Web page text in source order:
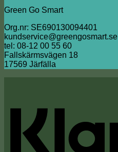
Green Go Smart
Org.nr: SE690130094401
kundservice@greengosmart.se
tel: 08-12 00 55 60
Fallskärmsvägen 18
17569 Järfälla